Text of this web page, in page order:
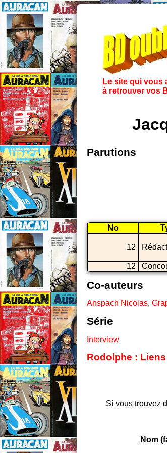
Le site qui vous
à retrouver vos
Parutions
No
12
12
Co-auteurs
Anspach Nicolas,
Série
Interview
Rodolphe :
Si vous trouvez
Nom